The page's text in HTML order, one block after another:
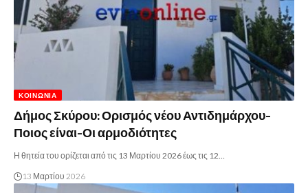
ΚΟΙΝΩΝΊΑ
Δήμος Σκύρου: Ορισμός νέου Αντιδημάρχου-
Ποιος είναι-Οι αρμοδιότητες
Η θητεία του ορίζεται από τις 13 Μαρτίου 2026 έως τις 12…
13 Μαρτίου 2026